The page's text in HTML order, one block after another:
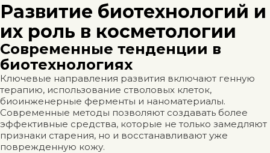
Развитие биотехнологий и
их роль в косметологии
Современные тенденции в
биотехнологиях
Ключевые направления развития включают генную
терапию, использование стволовых клеток,
биоинженерные ферменты и наноматериалы.
Современные методы позволяют создавать более
эффективные средства, которые не только замедляют
признаки старения, но и восстанавливают уже
поврежденную кожу.